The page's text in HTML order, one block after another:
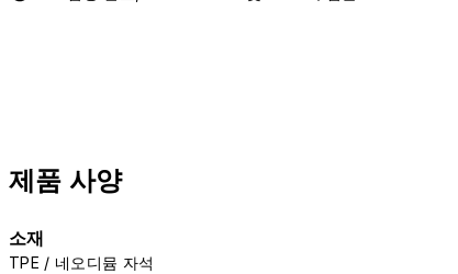
제품 사양
소재
TPE / 네오디뮴 자석